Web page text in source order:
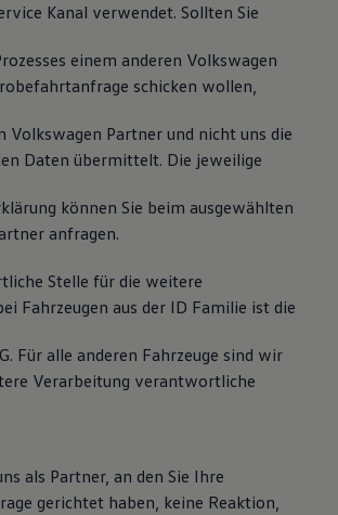
Kanal verwendet. Sollten Sie
einem anderen Volkswagen
schicken wollen,
Volkswagen Partner und nicht uns die
Daten übermittelt. Die jeweilige
können Sie beim ausgewählten
anfragen.
Stelle für die weitere
Fahrzeugen aus der ID Familie ist die
Für alle anderen Fahrzeuge sind wir
Verarbeitung verantwortliche
als Partner, an den Sie Ihre
gerichtet haben, keine Reaktion,